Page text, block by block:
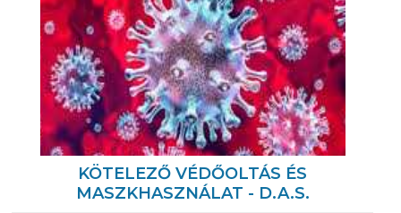
KÖTELEZŐ VÉDŐOLTÁS ÉS
MASZKHASZNÁLAT - D.A.S.